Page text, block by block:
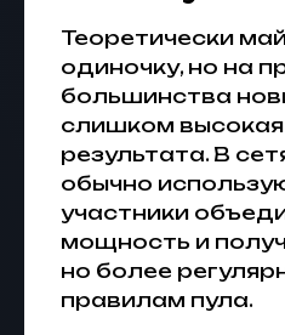
Теоретически
одиночку, но на
большинства
слишком
результата. В
обычно
участники
мощность и
но более
правилам пула.